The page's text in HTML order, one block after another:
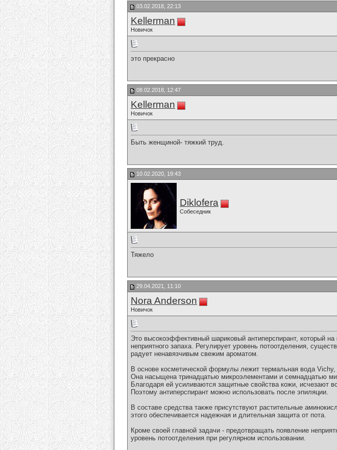
03.02.2018, 22:13
Kellerman
Новичок
это прекрасно
08.02.2018, 12:47
Kellerman
Новичок
Быть женщиной- тяжкий труд.
10.02.2020, 19:43
Diklofera
Собеседник
Тяжело
29.04.2021, 11:10
Nora Anderson
Новичок
Это высокоэффективный шариковый антиперспирант, который
неприятного запаха. Регулирует уровень потоотделения,
радует ненавязчивым свежим ароматом.
В основе косметической формулы лежит термальная вода
Она насыщена тринадцатью микроэлементами и семнадцатью
Благодаря ей усиливаются защитные свойства кожи, исчезают
Поэтому антиперспирант можно использовать после эпиляции.
В составе средства также присутствуют растительные
этого обеспечивается надежная и длительная защита от пота.
Кроме своей главной задачи - предотвращать появление
уровень потоотделения при регулярном использовании.